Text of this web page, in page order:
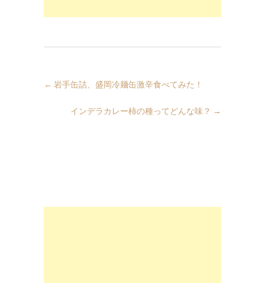
← 岩手缶詰、盛岡冷麺缶激辛食べてみた！
インデラカレー柿の種ってどんな味？ →